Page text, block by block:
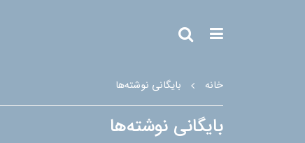
خانه بایگانی نوشته‌ها
بایگانی نوشته‌ها